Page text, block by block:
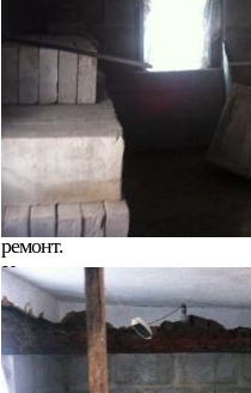
Продается фасадная часть
площадь дома 42 кв. м. Дом
коммуникации: вода, свет,
Материалы стен: саман,
ремонт.
Хорошее местоположение для
Стоимость: 169 000
Риэлтор: Анна